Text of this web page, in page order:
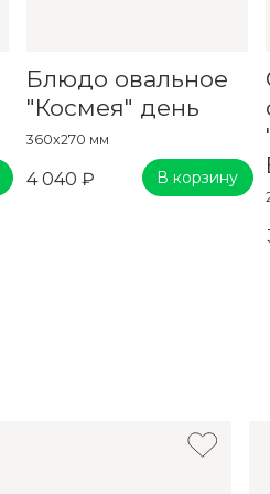
Блюдо овальное
"Космея" день
360x270 мм
4 040 ₽ В корзину